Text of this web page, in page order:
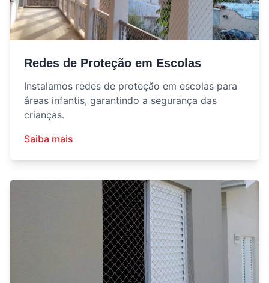
Redes de Proteção em Escolas
Instalamos redes de proteção em escolas para
áreas infantis, garantindo a segurança das
crianças.
Saiba mais